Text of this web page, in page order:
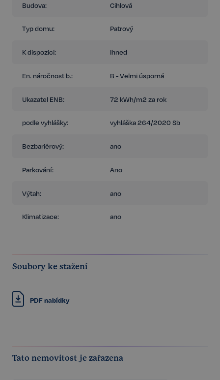
Budova: Cihlová
Typ domu: Patrový
K dispozici: Ihned
En. náročnost b.: B - Velmi úsporná
Ukazatel ENB: 72 kWh/m2 za rok
podle vyhlášky: vyhláška 264/2020 Sb
Bezbariérový: ano
Parkování: Ano
Výtah: ano
Klimatizace: ano
Soubory ke stažení
PDF nabídky
Tato nemovitost je zařazena